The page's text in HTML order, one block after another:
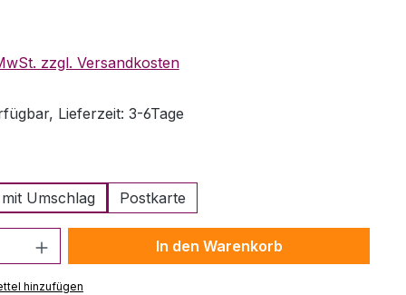
zzgl. Versandkosten
Lieferzeit: 3-6Tage
Umschlag
Postkarte
Anzahl: Gib den gewünschten Wert
In den Warenkorb
hinzufügen